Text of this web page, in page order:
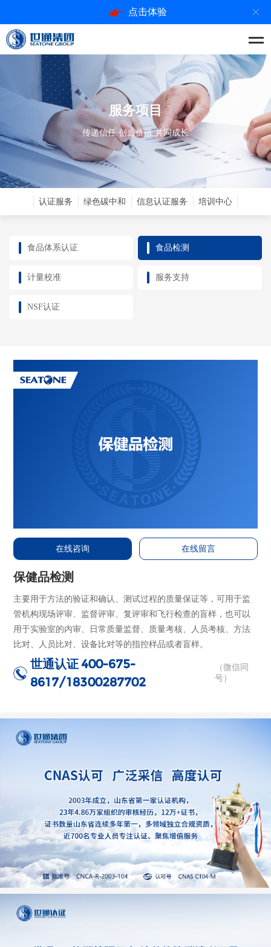
点击体验
服务项目
传递信任 创造价值 共同成长
认证服务 绿色碳中和 信息认证服务 培训中心
食品体系认证 食品检测
计量校准 服务支持
NSF认证
保健品检测
主要用于方法的验证和确认、测试过程的质量保证等，可用于监
管机构现场评审、监督评审、复评审和飞行检查的盲样，也可以
用于实验室的内审、日常质量监督、质量考核、人员考核、方法
比对、人员比对、设备比对等的指控样品或者盲样。
世通认证 400-675-
8617/18300287702
（微信同
号）
在线咨询 在线留言